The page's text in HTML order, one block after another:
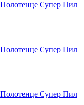
Полотенце Супер Пил
Полотенце Супер Пил
Полотенце Супер Пил